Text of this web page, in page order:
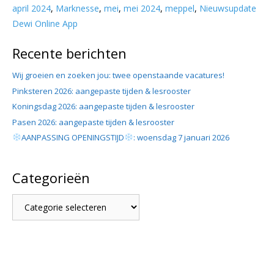
april 2024, Marknesse, mei, mei 2024, meppel, Nieuwsupdate
Dewi Online App
Recente berichten
Wij groeien en zoeken jou: twee openstaande vacatures!
Pinksteren 2026: aangepaste tijden & lesrooster
Koningsdag 2026: aangepaste tijden & lesrooster
Pasen 2026: aangepaste tijden & lesrooster
AANPASSING OPENINGSTIJD
: woensdag 7 januari 2026
Categorieën